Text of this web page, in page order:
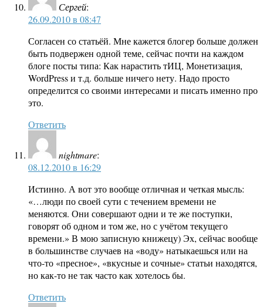
Сергей:
26.09.2010 в 08:47
Согласен со статьёй. Мне кажется блогер больше должен
быть подвержен одной теме, сейчас почти на каждом
блоге посты типа: Как нарастить тИЦ, Монетизация,
WordPress и т.д. больше ничего нету. Надо просто
определится со своими интересами и писать именно про
это.
Ответить
nightmare:
08.12.2010 в 16:29
Истинно. А вот это вообще отличная и четкая мысль:
«…люди по своей сути с течением времени не
меняются. Они совершают одни и те же поступки,
говорят об одном и том же, но с учётом текущего
времени.» В мою записную книжецу) Эх, сейчас вообще
в большинстве случаев на «воду» натыкаешься или на
что-то «пресное», «вкусные и сочные» статьи находятся,
но как-то не так часто как хотелось бы.
Ответить